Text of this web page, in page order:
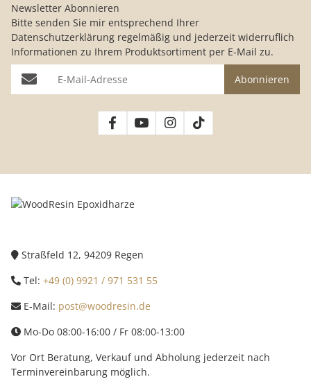
Newsletter Abonnieren
Bitte senden Sie mir entsprechend Ihrer
Datenschutzerklärung regelmäßig und jederzeit widerruflich
Informationen zu Ihrem Produktsortiment per E-Mail zu.
E-Mail-Adresse Abonnieren
Straßfeld 12, 94209 Regen
Tel: +49 (0) 9921 / 971 531 55
E-Mail: post@woodresin.de
Mo-Do 08:00-16:00 / Fr 08:00-13:00
Vor Ort Beratung, Verkauf und Abholung jederzeit nach
Terminvereinbarung möglich.